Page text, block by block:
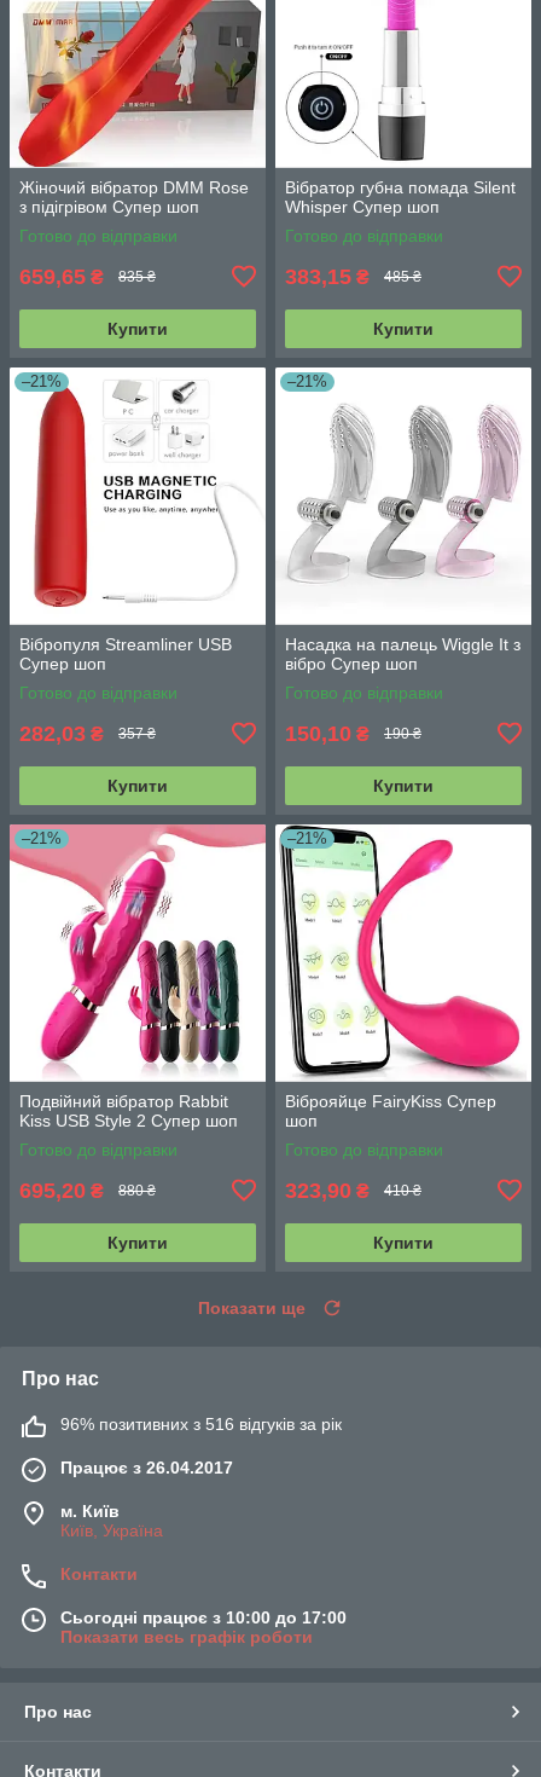
Жіночий вібратор DMM Rose
з підігрівом Супер шоп
Готово до відправки
659,65 ₴ 835 ₴
Купити
Вібратор губна помада Silent
Whisper Супер шоп
Готово до відправки
383,15 ₴ 485 ₴
Купити
–21%
Вібропуля Streаmliner USB
Супер шоп
Готово до відправки
282,03 ₴ 357 ₴
Купити
–21%
Насадка на палець Wiggle It з
вібро Супер шоп
Готово до відправки
150,10 ₴ 190 ₴
Купити
–21%
Подвійний вібратор Rabbit
Kiss USB Style 2 Супер шоп
Готово до відправки
695,20 ₴ 880 ₴
Купити
–21%
Віброяйце FairyKiss Супер
шоп
Готово до відправки
323,90 ₴ 410 ₴
Купити
Показати ще
Про нас
96% позитивних з 516 відгуків за рік
Працює з 26.04.2017
м. Київ
Київ, Україна
Контакти
Сьогодні працює з 10:00 до 17:00
Показати весь графік роботи
Про нас
Контакти